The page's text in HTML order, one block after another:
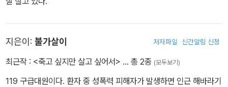
지은이: 불가살이 저자파일 신간알림 신청
최근작 : <죽고 싶지만 살고 싶어서> … 총 2종 (모두보기)
119 구급대원이다. 환자 중 성폭력 피해자가 발생하면 인근 해바라기